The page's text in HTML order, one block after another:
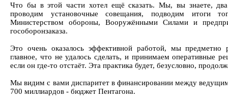
Что бы в этой части хотел ещё сказать. Мы, вы знаете,
проводим установочные совещания, подводим итоги
Министерством обороны, Вооружёнными Силами и
гособоронзаказа.
Это очень оказалось эффективной работой, мы предметно
главное, что не удалось сделать, и принимаем оперативные
если он где-то отстаёт. Эта практика будет, безусловно,
Мы видим с вами диспаритет в финансировании между
700 миллиардов - бюджет Пентагона.